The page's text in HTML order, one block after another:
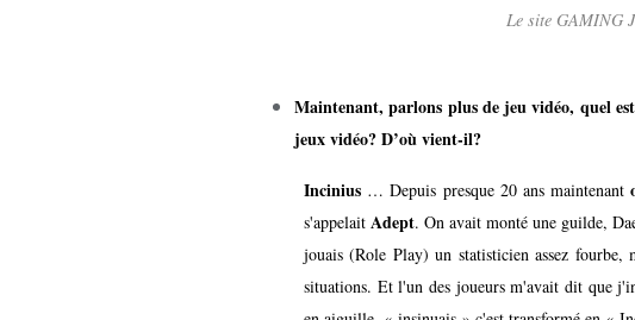
Le site GAMING
Maintenant, parlons plus de jeu vidéo, quel
jeux vidéo? D’où vient-il?
Incinius … Depuis presque 20 ans maintenant
s'appelait Adept. On avait monté une guilde,
jouais (Role Play) un statisticien assez
situations. Et l'un des joueurs m'avait dit que